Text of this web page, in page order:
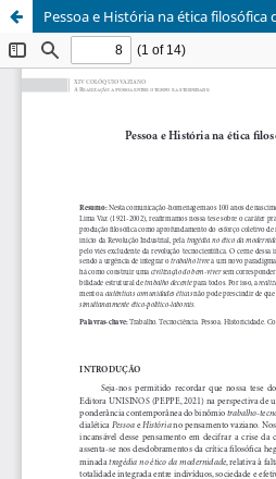
Pessoa e História na ética filosófica